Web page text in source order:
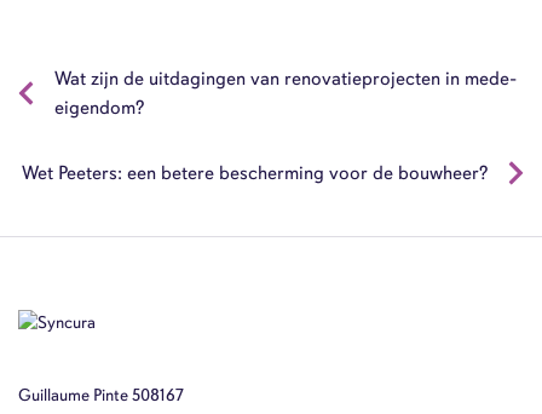
Wat zijn de uitdagingen van renovatieprojecten in mede-
eigendom?
Wet Peeters: een betere bescherming voor de bouwheer?
Guillaume Pinte 508167